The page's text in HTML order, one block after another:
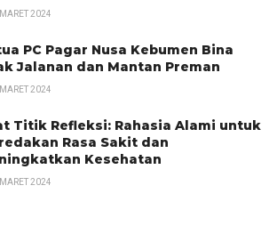
2024
PC Pagar Nusa Kebumen Bina
Jalanan dan Mantan Preman
2024
Titik Refleksi: Rahasia Alami untuk
Rasa Sakit dan
Kesehatan
2024